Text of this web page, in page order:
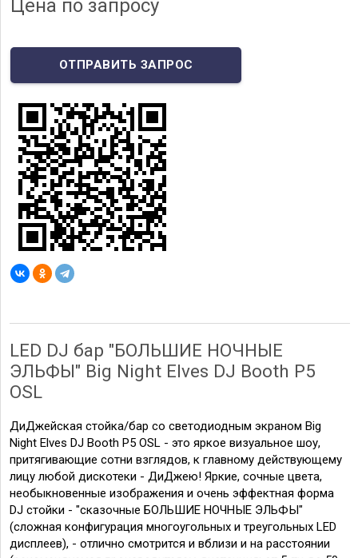
Цена по запросу
LED DJ бар "БОЛЬШИЕ НОЧНЫЕ
ЭЛЬФЫ" Big Night Elves DJ Booth P5
OSL
ДиДжейская стойка/бар со светодиодным экраном Big
Night Elves DJ Booth P5 OSL - это яркое визуальное шоу,
притягивающие сотни взглядов, к главному действующему
лицу любой дискотеки - ДиДжею! Яркие, сочные цвета,
необыкновенные изображения и очень эффектная форма
DJ стойки - "сказочные БОЛЬШИЕ НОЧНЫЕ ЭЛЬФЫ"
(сложная конфигурация многоугольных и треугольных LED
дисплеев), - отлично смотрится и вблизи и на расстоянии